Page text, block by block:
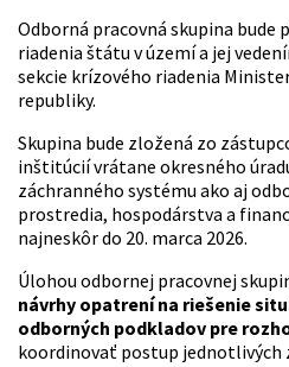
Odborná pracovná skupina
riadenia štátu v území a jej
sekcie krízového riadenia
republiky.
Skupina bude zložená zo
inštitúcií vrátane okresného
záchranného systému ako aj
prostredia, hospodárstva a
najneskôr do 20. marca 2026.
Úlohou odbornej pracovnej
návrhy opatrení na riešenie
odborných podkladov pre
koordinovať postup jednotlivých